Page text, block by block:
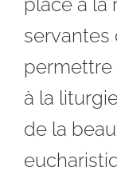
servantes
permettre
à la
de la